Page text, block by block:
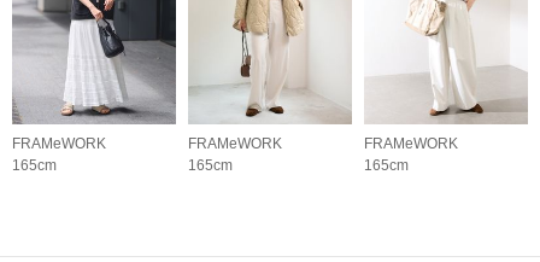
FRAMeWORK
165cm
FRAMeWORK
165cm
FRAMeWORK
165cm